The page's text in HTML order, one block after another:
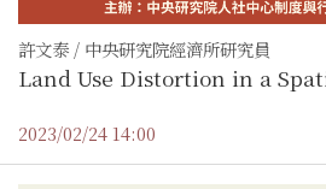
許文泰 / 中央研究院經濟所研究員
Land Use Distortion in a
2023/02/24 14:00